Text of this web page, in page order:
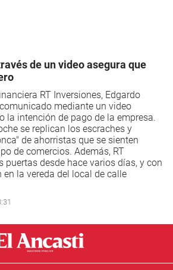
de un video asegura que
RT Inversiones, Edgardo
mediante un video
la intención de pago de la empresa.
se replican los escraches y
de ahorristas que se sienten
de comercios. Además, RT
puertas desde hace varios días, y con
la vereda del local de calle